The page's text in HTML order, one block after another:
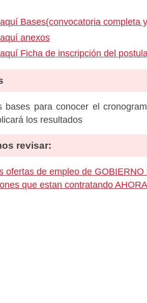
Bases(convocatoria completa
anexos
Ficha de inscripción del
bases para conocer el
los resultados
revisar:
ofertas de empleo de GOBIERNO
que estan contratando AHORA